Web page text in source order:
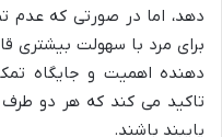
دهد، اما در صورتی که عدم
برای مرد با سهولت بیشتری
دهنده اهمیت و جایگاه
تاکید می کند که هر دو
پایبند باشند.